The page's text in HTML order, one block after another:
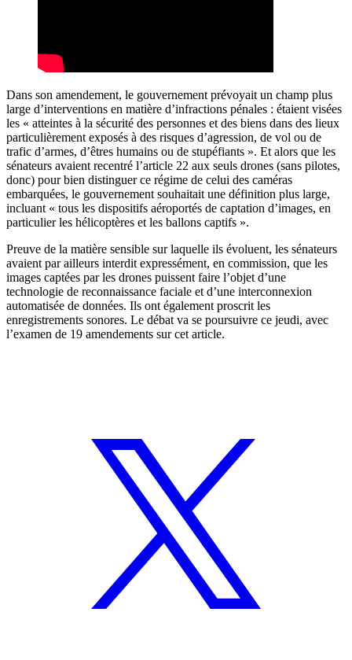
Dans son amendement, le gouvernement prévoyait un champ plus
large d’interventions en matière d’infractions pénales : étaient visées
les « atteintes à la sécurité des personnes et des biens dans des lieux
particulièrement exposés à des risques d’agression, de vol ou de
trafic d’armes, d’êtres humains ou de stupéfiants ». Et alors que les
sénateurs avaient recentré l’article 22 aux seuls drones (sans pilotes,
donc) pour bien distinguer ce régime de celui des caméras
embarquées, le gouvernement souhaitait une définition plus large,
incluant « tous les dispositifs aéroportés de captation d’images, en
particulier les hélicoptères et les ballons captifs ».
Preuve de la matière sensible sur laquelle ils évoluent, les sénateurs
avaient par ailleurs interdit expressément, en commission, que les
images captées par les drones puissent faire l’objet d’une
technologie de reconnaissance faciale et d’une interconnexion
automatisée de données. Ils ont également proscrit les
enregistrements sonores. Le débat va se poursuivre ce jeudi, avec
l’examen de 19 amendements sur cet article.